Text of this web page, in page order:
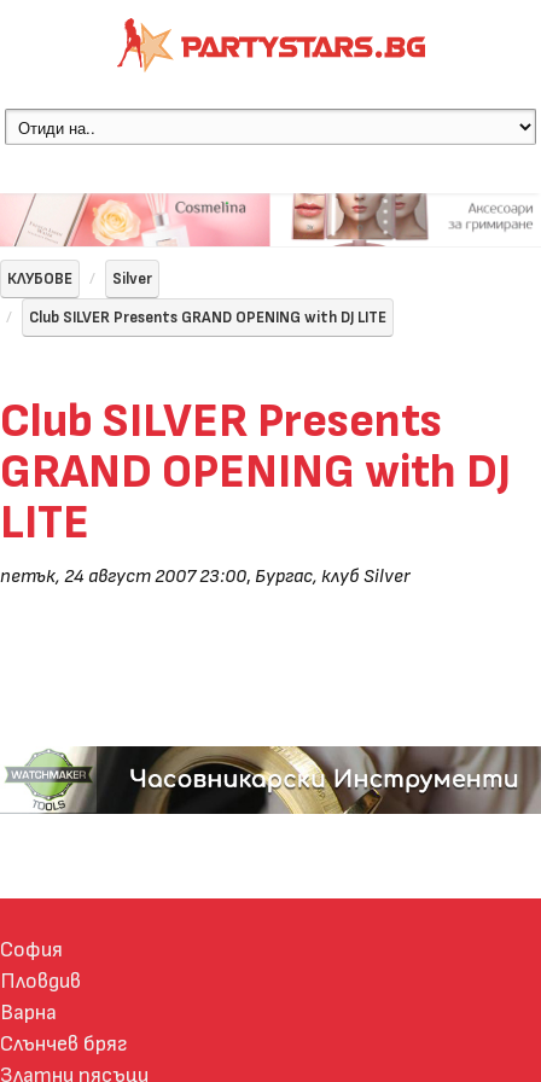
КЛУБОВЕ
Silver
Club SILVER Presents GRAND OPENING with DJ LITE
Club SILVER Presents
GRAND OPENING with DJ
LITE
петък, 24 август 2007 23:00, Бургас, клуб Silver
София
Пловдив
Варна
Слънчев бряг
Златни пясъци